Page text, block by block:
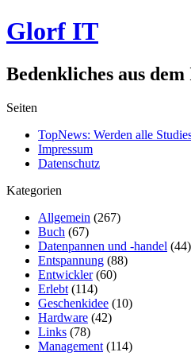
Glorf IT
Bedenkliches aus
Seiten
TopNews: Werden alle
Impressum
Datenschutz
Kategorien
Allgemein (267)
Buch (67)
Datenpannen und -handel (44)
Entspannung (88)
Entwickler(60)
Erlebt (114)
Geschenkidee (10)
Hardware (42)
Links (78)
Management (114)